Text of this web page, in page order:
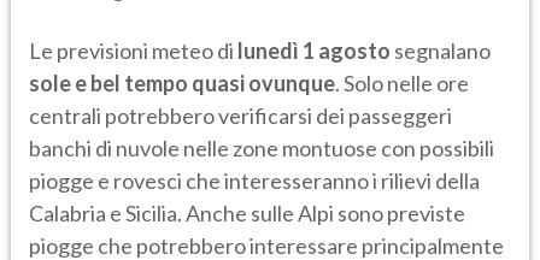
Le previsioni meteo di lunedì 1 agosto segnalano
sole e bel tempo quasi ovunque. Solo nelle ore
centrali potrebbero verificarsi dei passeggeri
banchi di nuvole nelle zone montuose con possibili
piogge e rovesci che interesseranno i rilievi della
Calabria e Sicilia. Anche sulle Alpi sono previste
piogge che potrebbero interessare principalmente